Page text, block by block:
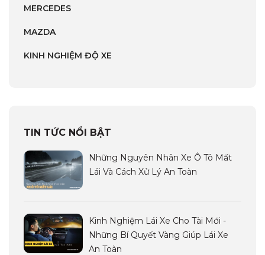
MERCEDES
MAZDA
KINH NGHIỆM ĐỘ XE
TIN TỨC NỔI BẬT
Những Nguyên Nhân Xe Ô Tô Mất
Lái Và Cách Xử Lý An Toàn
Kinh Nghiệm Lái Xe Cho Tài Mới -
Những Bí Quyết Vàng Giúp Lái Xe
An Toàn